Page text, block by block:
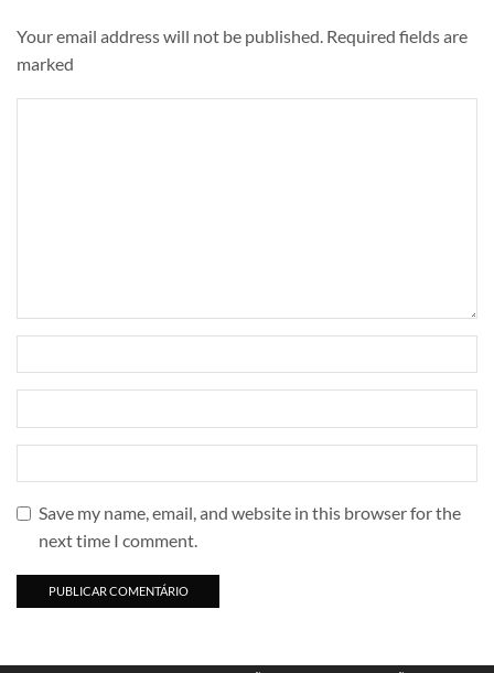
Your email address will not be published. Required fields are
marked
Save my name, email, and website in this browser for the
next time I comment.